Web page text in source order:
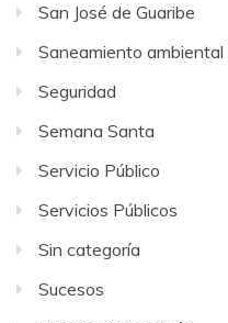
San José de Guaribe
Saneamiento ambiental
Seguridad
Semana Santa
Servicio Público
Servicios Públicos
Sin categoría
Sucesos